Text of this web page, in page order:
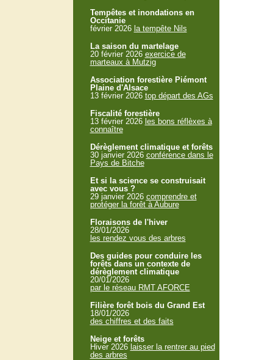
Tempêtes et inondations en
Occitanie
février 2026 la tempête Nils
La saison du martelage
20 février 2026 exercice de
marteaux à Mutzig
Association forestière Piémont
Plaine d'Alsace
13 février 2026 top départ des AGs
Fiscalité forestière
13 février 2026 les bons réflèxes à
connaître
Dérèglement climatique et forêts
30 janvier 2026 conférence dans le
Pays de Bitche
Et si la science se construisait
avec vous ?
29 janvier 2026 comprendre et
protéger la forêt à Aubure
Floraisons de l'hiver
28/01/2026
les rendez vous des arbres
Des guides pour conduire les
forêts dans un contexte de
dérèglement climatique
20/01/2026
par le réseau RMT AFORCE
Filière forêt bois du Grand Est
18/01/2026
des chiffres et des faits
Neige et forêts
Hiver 2026 laisser la rentrer au pied
des arbres